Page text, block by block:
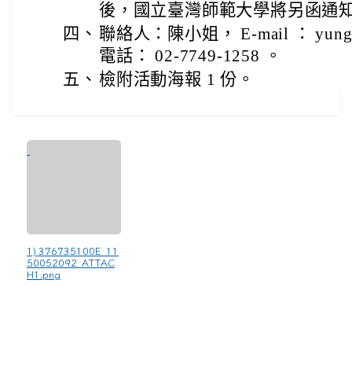
後，國立臺灣師範大學將另函通
四、 聯絡人：陳小姐， E-mail ：
電話： 02-7749-1258 。
五、 檢附活動海報 1 份。
1) 376735100E_11
50052092_ATTAC
H1.png